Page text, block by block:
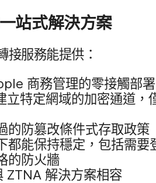
站式​解決​方案
接​服務​能​提供：
商務​管理​的​零接​觸部署
立​特定​網域​的​加密​通道，​
的​防篡​改條​件​式​存取​政策
都​能​保持​穩定，​包括​需要​
的​防火​牆
ZTNA 解決​方案​相容